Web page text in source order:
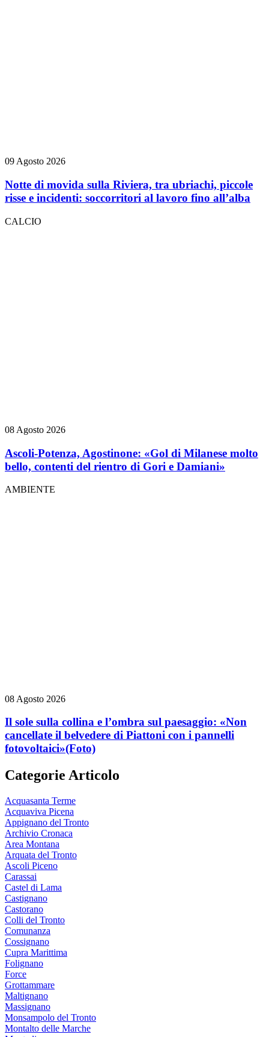
09 Agosto 2026
Notte di movida sulla Riviera, tra ubriachi, piccole
risse e incidenti: soccorritori al lavoro fino all’alba
CALCIO
08 Agosto 2026
Ascoli-Potenza, Agostinone: «Gol di Milanese molto
bello, contenti del rientro di Gori e Damiani»
AMBIENTE
08 Agosto 2026
Il sole sulla collina e l’ombra sul paesaggio: «Non
cancellate il belvedere di Piattoni con i pannelli
fotovoltaici»(Foto)
Categorie Articolo
Acquasanta Terme
Acquaviva Picena
Appignano del Tronto
Archivio Cronaca
Area Montana
Arquata del Tronto
Ascoli Piceno
Carassai
Castel di Lama
Castignano
Castorano
Colli del Tronto
Comunanza
Cossignano
Cupra Marittima
Folignano
Force
Grottammare
Maltignano
Massignano
Monsampolo del Tronto
Montalto delle Marche